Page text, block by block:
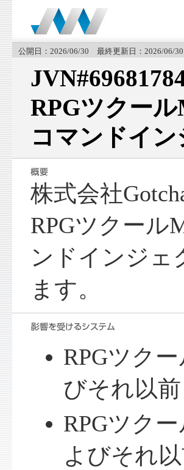
公開日：2026/06/30 最終更新日：2026/06/30
RPGツクー
コマンドイ
株式会社
RPGツクール
ンドインジェ
ます。
RPGツク
びそれ以前
RPGツク
よびそれ